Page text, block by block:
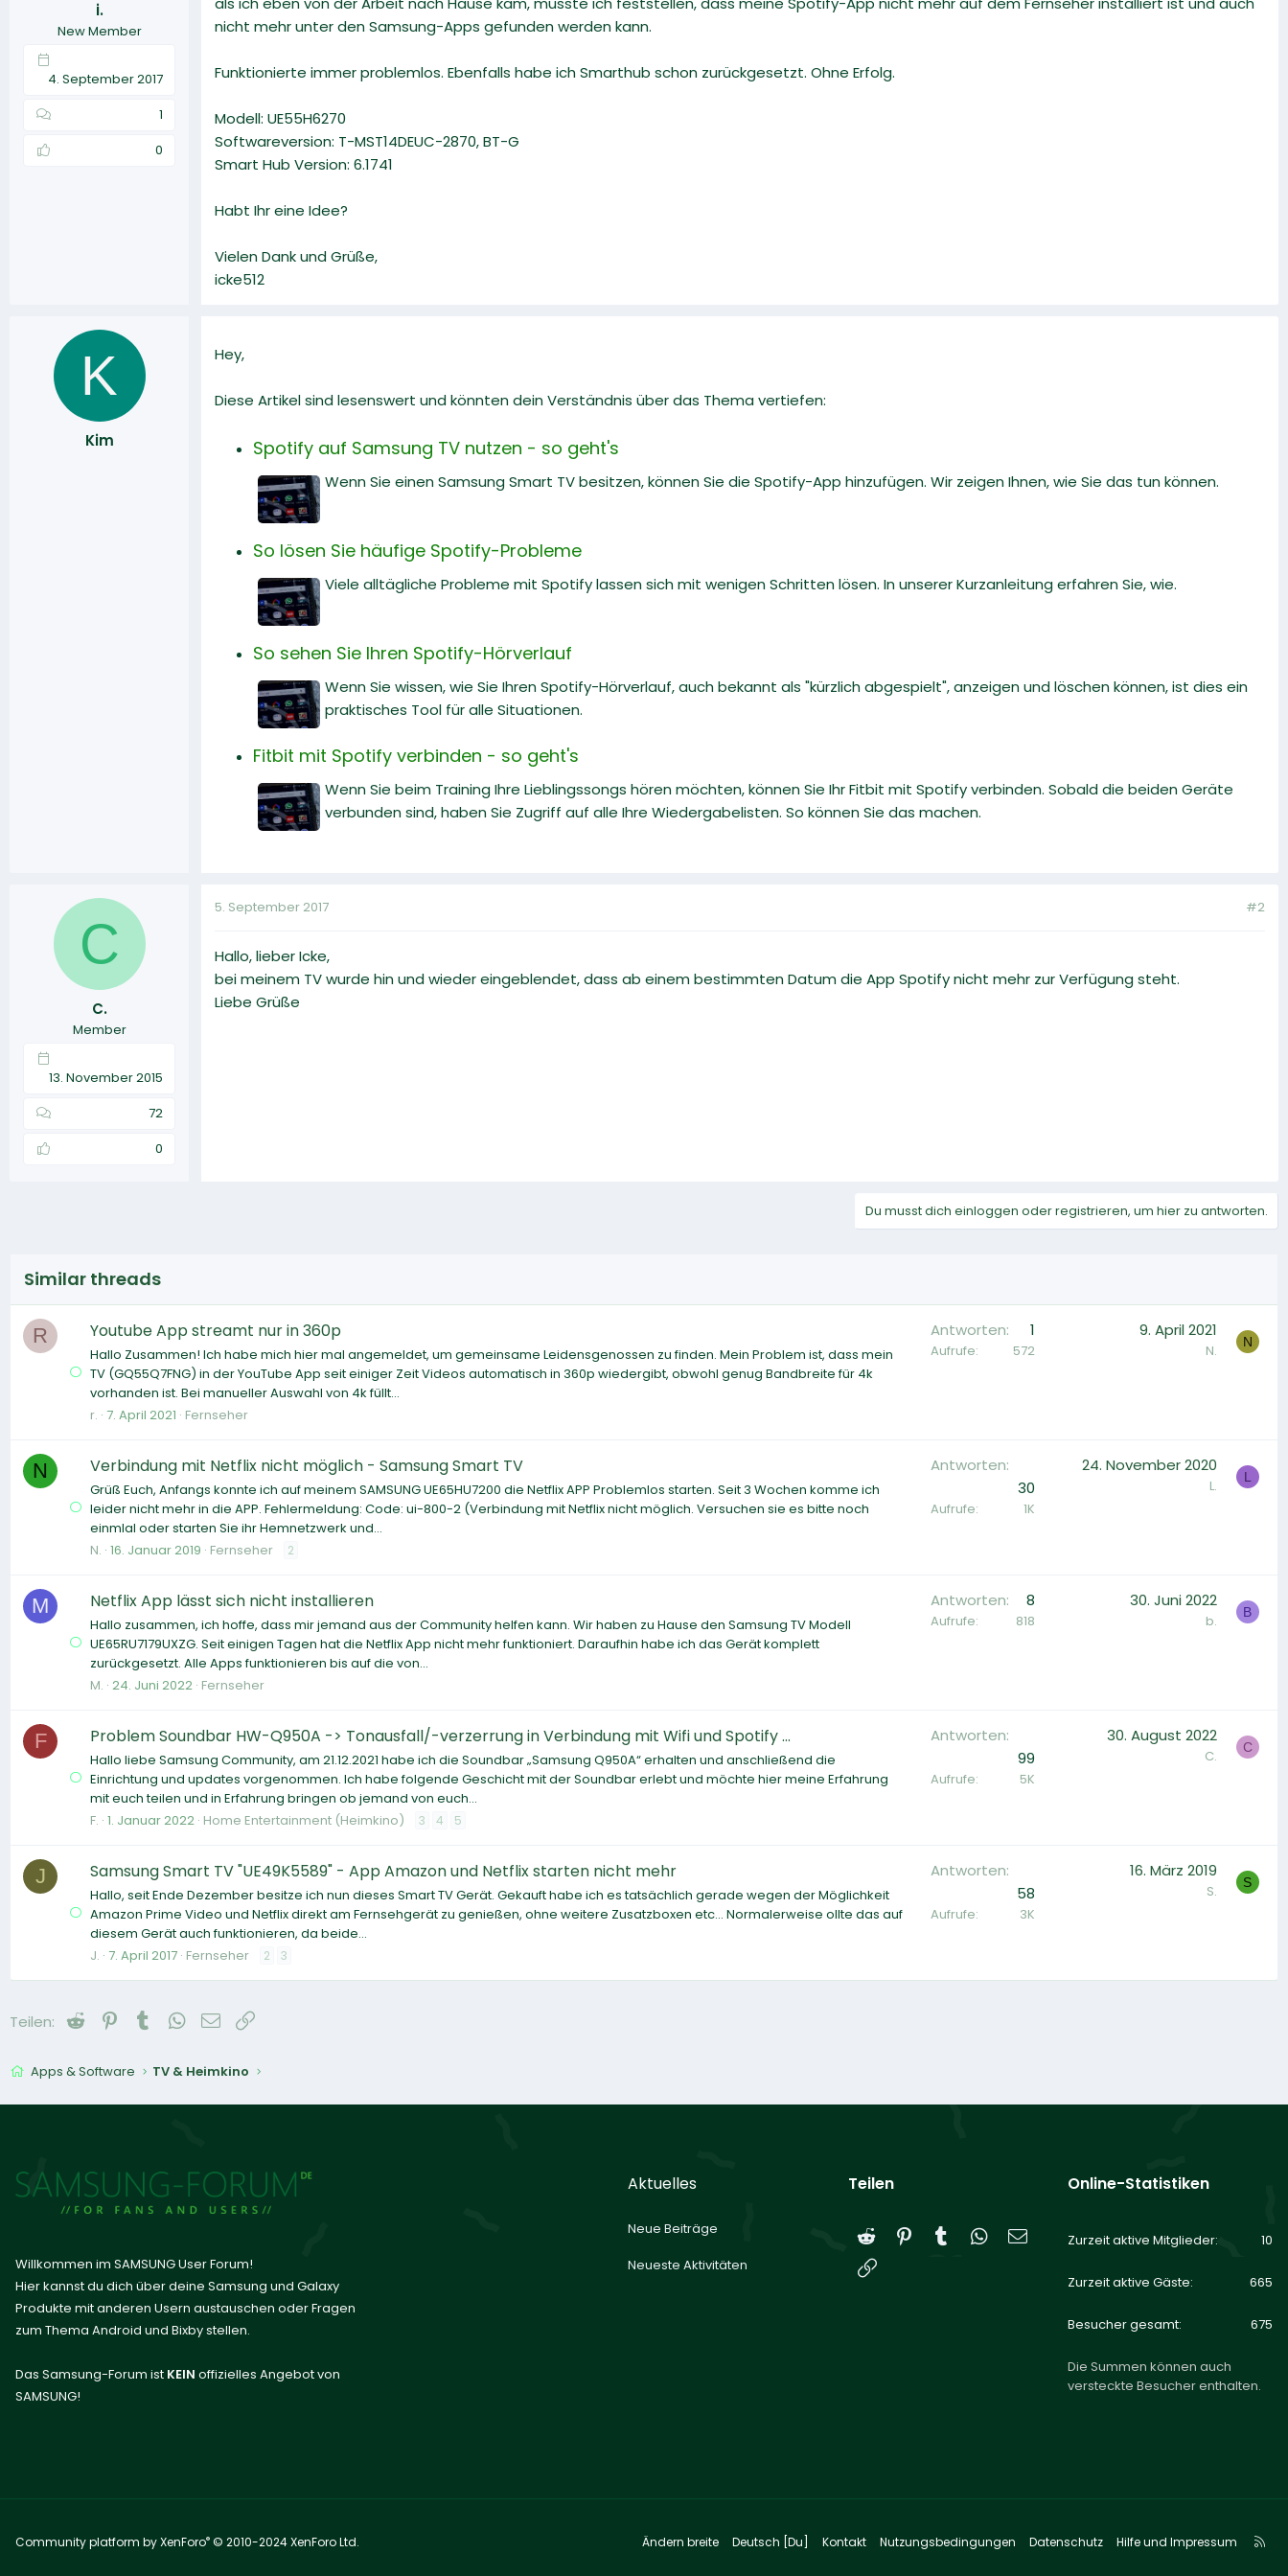
m
i.
New Member
4. September 2017
1
0
nicht mehr unter den Samsung-Apps gefunden werden kann.
Funktionierte immer problemlos. Ebenfalls habe ich Smarthub schon zurückgesetzt. Ohne Erfolg.
Modell: UE55H6270
Softwareversion: T-MST14DEUC-2870, BT-G
Smart Hub Version: 6.1741
Habt Ihr eine Idee?
Vielen Dank und Grüße,
icke512
K
Kim
Hey,
Diese Artikel sind lesenswert und könnten dein Verständnis über das Thema vertiefen:
Spotify auf Samsung TV nutzen - so geht's
Wenn Sie einen Samsung Smart TV besitzen, können Sie die Spotify-App hinzufügen. Wir zeigen Ihnen, wie Sie das tun können.
So lösen Sie häufige Spotify-Probleme
Viele alltägliche Probleme mit Spotify lassen sich mit wenigen Schritten lösen. In unserer Kurzanleitung erfahren Sie, wie.
So sehen Sie Ihren Spotify-Hörverlauf
Wenn Sie wissen, wie Sie Ihren Spotify-Hörverlauf, auch bekannt als "kürzlich abgespielt", anzeigen und löschen können, ist dies ein
praktisches Tool für alle Situationen.
Fitbit mit Spotify verbinden - so geht's
Wenn Sie beim Training Ihre Lieblingssongs hören möchten, können Sie Ihr Fitbit mit Spotify verbinden. Sobald die beiden Geräte
verbunden sind, haben Sie Zugriff auf alle Ihre Wiedergabelisten. So können Sie das machen.
C
C.
Member
13. November 2015
72
0
5. September 2017 #2
Hallo, lieber Icke,
bei meinem TV wurde hin und wieder eingeblendet, dass ab einem bestimmten Datum die App Spotify nicht mehr zur Verfügung steht.
Liebe Grüße
Du musst dich einloggen oder registrieren, um hier zu antworten.
Similar threads
R Youtube App streamt nur in 360p
Hallo Zusammen! Ich habe mich hier mal angemeldet, um gemeinsame Leidensgenossen zu finden. Mein Problem ist, dass mein
TV (GQ55Q7FNG) in der YouTube App seit einiger Zeit Videos automatisch in 360p wiedergibt, obwohl genug Bandbreite für 4k
vorhanden ist. Bei manueller Auswahl von 4k füllt...
r. 7. April 2021 Fernseher
Antworten 1
Aufrufe 572
9. April 2021
N. N
N Verbindung mit Netflix nicht möglich - Samsung Smart TV
Grüß Euch, Anfangs konnte ich auf meinem SAMSUNG UE65HU7200 die Netflix APP Problemlos starten. Seit 3 Wochen komme ich
leider nicht mehr in die APP. Fehlermeldung: Code: ui-800-2 (Verbindung mit Netflix nicht möglich. Versuchen sie es bitte noch
einmlal oder starten Sie ihr Hemnetzwerk und...
N. 16. Januar 2019 Fernseher 2
Antworten
30
Aufrufe 1K
24. November 2020
L. L
M Netflix App lässt sich nicht installieren
Hallo zusammen, ich hoffe, dass mir jemand aus der Community helfen kann. Wir haben zu Hause den Samsung TV Modell
UE65RU7179UXZG. Seit einigen Tagen hat die Netflix App nicht mehr funktioniert. Daraufhin habe ich das Gerät komplett
zurückgesetzt. Alle Apps funktionieren bis auf die von...
M. 24. Juni 2022 Fernseher
Antworten 8
Aufrufe 818
30. Juni 2022
b. B
F Problem Soundbar HW-Q950A -> Tonausfall/-verzerrung in Verbindung mit Wifi und Spotify ...
Hallo liebe Samsung Community, am 21.12.2021 habe ich die Soundbar „Samsung Q950A“ erhalten und anschließend die
Einrichtung und updates vorgenommen. Ich habe folgende Geschicht mit der Soundbar erlebt und möchte hier meine Erfahrung
mit euch teilen und in Erfahrung bringen ob jemand von euch...
F. 1. Januar 2022 Home Entertainment (Heimkino) 3 4 5
Antworten
99
Aufrufe 5K
30. August 2022
C. C
J Samsung Smart TV "UE49K5589" - App Amazon und Netflix starten nicht mehr
Hallo, seit Ende Dezember besitze ich nun dieses Smart TV Gerät. Gekauft habe ich es tatsächlich gerade wegen der Möglichkeit
Amazon Prime Video und Netflix direkt am Fernsehgerät zu genießen, ohne weitere Zusatzboxen etc... Normalerweise ollte das auf
diesem Gerät auch funktionieren, da beide...
J. 7. April 2017 Fernseher 2 3
Antworten
58
Aufrufe 3K
16. März 2019
S. S
Teilen: Reddit PinterestTumblrWhatsApp
E-Mail
Apps & Software TV & Heimkino
Willkommen im SAMSUNG User Forum!
Hier kannst du dich über deine Samsung und Galaxy
Produkte mit anderen Usern austauschen oder Fragen
zum Thema Android und Bixby stellen.
Das Samsung-Forum ist KEIN offizielles Angebot von
SAMSUNG!
Aktuelles
Neue Beiträge
Neueste Aktivitäten
Teilen
Reddit Pinterest
Tumblr WhatsApp
E-Mail
Online-Statistiken
Zurzeit aktive Mitglieder 10
Zurzeit aktive Gäste 665
Besucher gesamt 675
Die Summen können auch
versteckte Besucher enthalten.
Community platform by XenForo® © 2010-2024 XenForo Ltd. Ändern breite Deutsch [Du] Kontakt Nutzungsbedingungen Datenschutz Hilfe und Impressum
R